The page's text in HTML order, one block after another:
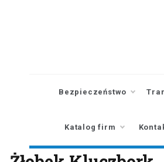
Bezpieczeństwo
Katalog firm